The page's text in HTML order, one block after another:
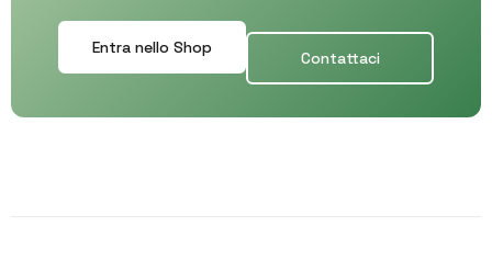
Entra nello Shop
Contattaci